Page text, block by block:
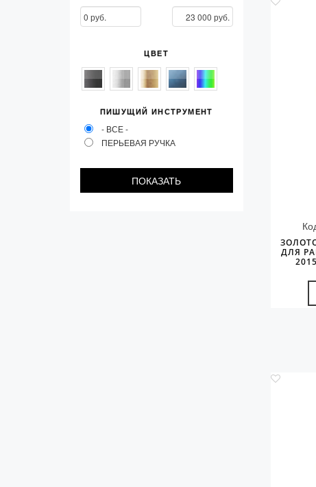
ЦВЕТ
ПИШУЩИЙ ИНСТРУМЕНТ
- ВСЕ -
ПЕРЬЕВАЯ РУЧКА
ДЛЯ
Перья
Колпачки
Зоны захвата
Упаковка